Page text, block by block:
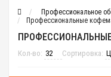
Профессиональное
Профессиональные
Кол-во: Сортировка: